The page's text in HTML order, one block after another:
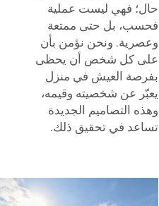
حال؛ فهي ليست عملية
فحسب، بل حتى ممتعة
وعصرية. ونحن نؤمن بأن
على كل شخص أن يحظى
بفرصة العيش في منزل
يعبّر عن شخصيته وقيمه،
وهذه التصاميم الجديدة
تساعد في تحقيق ذلك.